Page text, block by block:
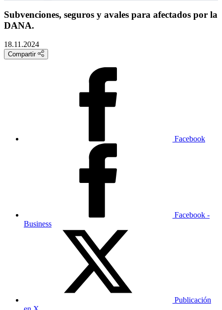
Subvenciones, seguros y avales para afectados por la
DANA.
18.11.2024
Compartir
Facebook
Facebook -
Business
Publicación